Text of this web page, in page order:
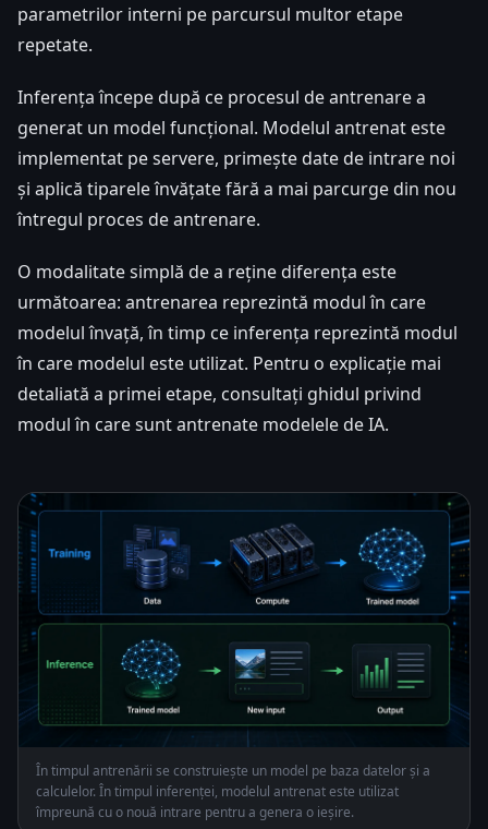
parametrilor interni pe parcursul multor etape
repetate.
Inferența începe după ce procesul de antrenare a
generat un model funcțional. Modelul antrenat este
implementat pe servere, primește date de intrare noi
și aplică tiparele învățate fără a mai parcurge din nou
întregul proces de antrenare.
O modalitate simplă de a reține diferența este
următoarea: antrenarea reprezintă modul în care
modelul învață, în timp ce inferența reprezintă modul
în care modelul este utilizat. Pentru o explicație mai
detaliată a primei etape, consultați ghidul privind
modul în care sunt antrenate modelele de IA.
În timpul antrenării se construiește un model pe baza datelor și a
calculelor. În timpul inferenței, modelul antrenat este utilizat
împreună cu o nouă intrare pentru a genera o ieșire.